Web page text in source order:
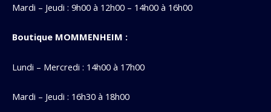
Mardi – Jeudi : 9h00 à 12h00 – 14h00 à 16h00
Boutique MOMMENHEIM :
Lundi – Mercredi : 14h00 à 17h00
Mardi – Jeudi : 16h30 à 18h00